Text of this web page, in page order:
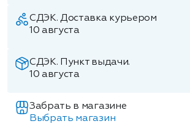
СДЭК. Доставка курьером
10 августа
СДЭК. Пункт выдачи.
10 августа
Забрать в магазине
Выбрать магазин